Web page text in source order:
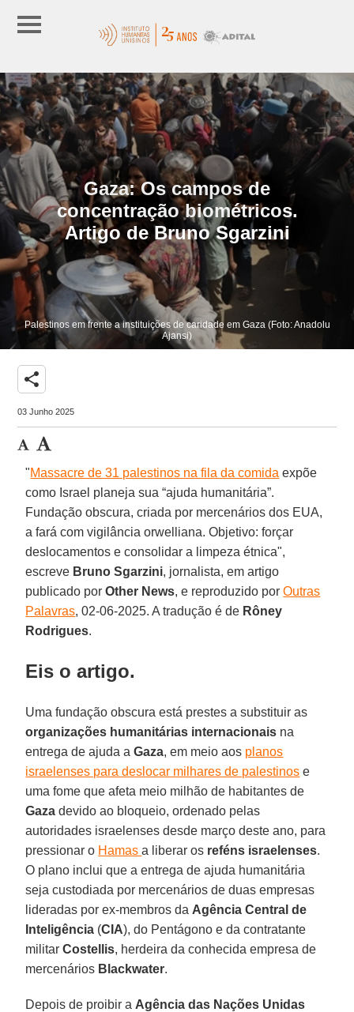
Gaza: Os campos de
concentração biométricos.
Artigo de Bruno Sgarzini
Palestinos em frente a instituições de caridade em Gaza (Foto: Anadolu
Ajansi)
share
03 Junho 2025
"Massacre de 31 palestinos na fila da comida expõe
como Israel planeja sua “ajuda humanitária”.
Fundação obscura, criada por mercenários dos EUA,
a fará com vigilância orwelliana. Objetivo: forçar
deslocamentos e consolidar a limpeza étnica",
escreve Bruno Sgarzini, jornalista, em artigo
publicado porOther News, e reproduzido porOutras
Palavras, 02-06-2025. A tradução é de Rôney
Rodrigues.
Eis o artigo.
Uma fundação obscura está prestes a substituir as
organizações humanitárias internacionais na
entrega de ajuda aGaza, em meio aos planos
israelenses para deslocar milhares de palestinos e
uma fome que afeta meio milhão de habitantes de
Gaza devido ao bloqueio, ordenado pelas
autoridades israelenses desde março deste ano, para
pressionar o Hamasa liberar os reféns israelenses.
O plano inclui que a entrega de ajuda humanitária
seja custodiada por mercenários de duas empresas
lideradas por ex-membros da Agência Central de
Inteligência (CIA), do Pentágono e da contratante
militarCostellis, herdeira da conhecida empresa de
mercenários Blackwater.
Depois de proibir a Agência das Nações Unidas